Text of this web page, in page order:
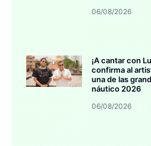
06/08/2026
¡A cantar con
confirma al
una de las
náutico 2026
06/08/2026